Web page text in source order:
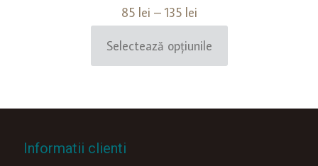
Evaluat la
5.00
din 5
85 lei – 135 leiInterval
de
prețuri:
135 lei
Selectează opțiunile
Acest
produs
Opțiunile
Informatii clienti